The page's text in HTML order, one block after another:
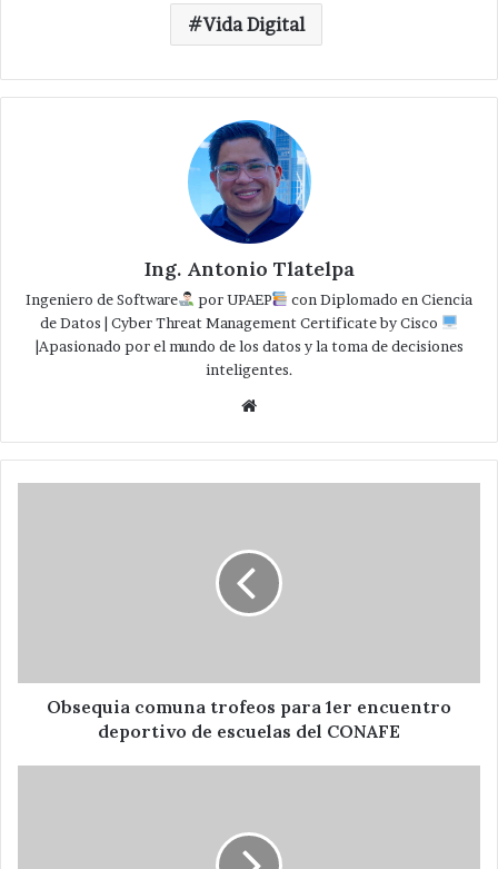
Vida Digital
Ing. Antonio Tlatelpa
Ingeniero de Software por UPAEP
con Diplomado en Ciencia
de Datos | Cyber Threat Management Certificate by Cisco
|Apasionado por el mundo de los datos y la toma de decisiones
inteligentes.
escuelas
Obsequia comuna trofeos para 1er encuentro
deportivo de escuelas del CONAFE